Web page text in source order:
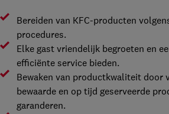
Bereiden van KFC-producten
procedures.
Elke gast vriendelijk begroeten en
efficiënte service bieden.
Bewaken van productkwaliteit door
bewaarde en op tijd geserveerde
garanderen.